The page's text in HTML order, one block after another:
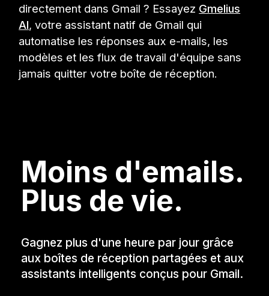
directement dans Gmail ? Essayez Gmelius
AI, votre assistant natif de Gmail qui
automatise les réponses aux e-mails, les
modèles et les flux de travail d'équipe sans
jamais quitter votre boîte de réception.
Moins d'emails.
Plus de vie.
Gagnez plus d'une heure par jour grâce
aux boîtes de réception partagées et aux
assistants intelligents conçus pour Gmail.